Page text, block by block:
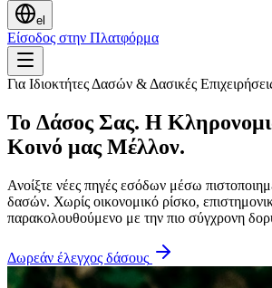
el
Είσοδος στην Πλατφόρμα
Για Ιδιοκτήτες Δασών & Δασικές
Το Δάσος Σας. Η
Κοινό μας Μέλλον.
Ανοίξτε νέες πηγές εσόδων μέσω
δασών. Χωρίς οικονομικό ρίσκο,
παρακολουθούμενο με την πιο σύγχρονη
Δωρεάν έλεγχος δάσους